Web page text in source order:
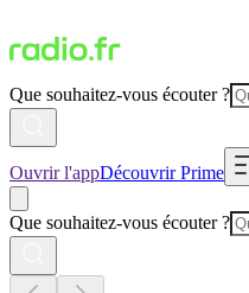
Que souhaitez-vous écouter ?
Ouvrir l'appDécouvrir Prime
Que souhaitez-vous écouter ?